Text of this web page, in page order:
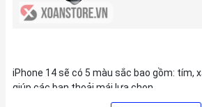
iPhone 14 sẽ có 5 màu sắc bao gồm: tím,
giúp các bạn thoải mái lựa chọn.